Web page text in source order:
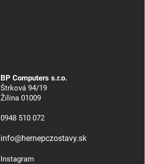
BP Computers s.r.o.
Štrková 94/19
Žilina 01009
0948 510 072
info@hernepczostavy.sk
Instagram